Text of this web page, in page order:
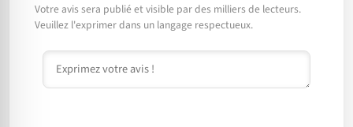
Votre avis sera publié et visible par des milliers de lecteurs.
Veuillez l'exprimer dans un langage respectueux.
Commentaire